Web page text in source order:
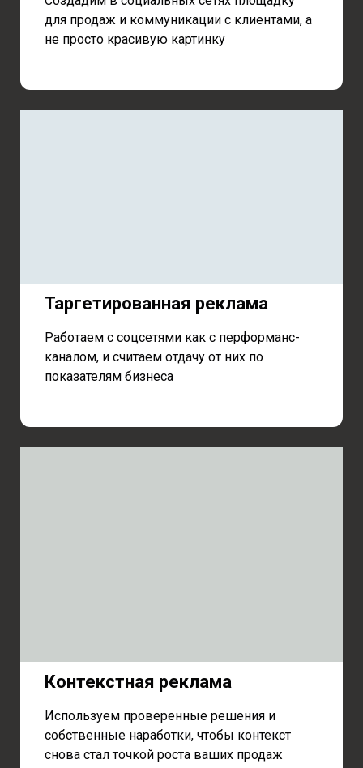
для продаж и коммуникации с клиентами, а
не просто красивую картинку
Таргетированная реклама
Работаем с соцсетями как с перформанс-
каналом, и считаем отдачу от них по
показателям бизнеса
Контекстная реклама
Используем проверенные решения и
собственные наработки, чтобы контекст
снова стал точкой роста ваших продаж